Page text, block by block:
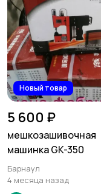
Новый товар
5 600 ₽
мешкозашивочная
машинка GK-350
Барнаул
4 месяца назад